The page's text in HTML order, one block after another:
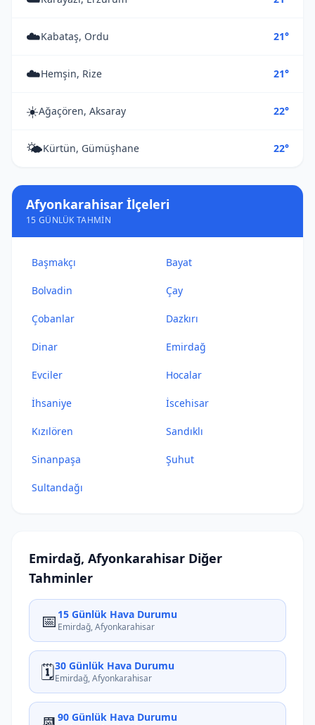
☁️Kabataş, Ordu 21°
☁️Hemşin, Rize 21°
☀️Ağaçören, Aksaray 22°
🌤️Kürtün, Gümüşhane 22°
Afyonkarahisar İlçeleri
15 GÜNLÜK TAHMIN
Başmakçı Bayat
Bolvadin Çay
Çobanlar Dazkırı
Dinar Emirdağ
Evciler Hocalar
İhsaniye İscehisar
Kızılören Sandıklı
Sinanpaşa Şuhut
Sultandağı
Emirdağ, Afyonkarahisar Diğer
Tahminler
📅 15 Günlük Hava Durumu
Emirdağ, Afyonkarahisar
🗓️30 Günlük Hava Durumu
Emirdağ, Afyonkarahisar
90 Günlük Hava Durumu